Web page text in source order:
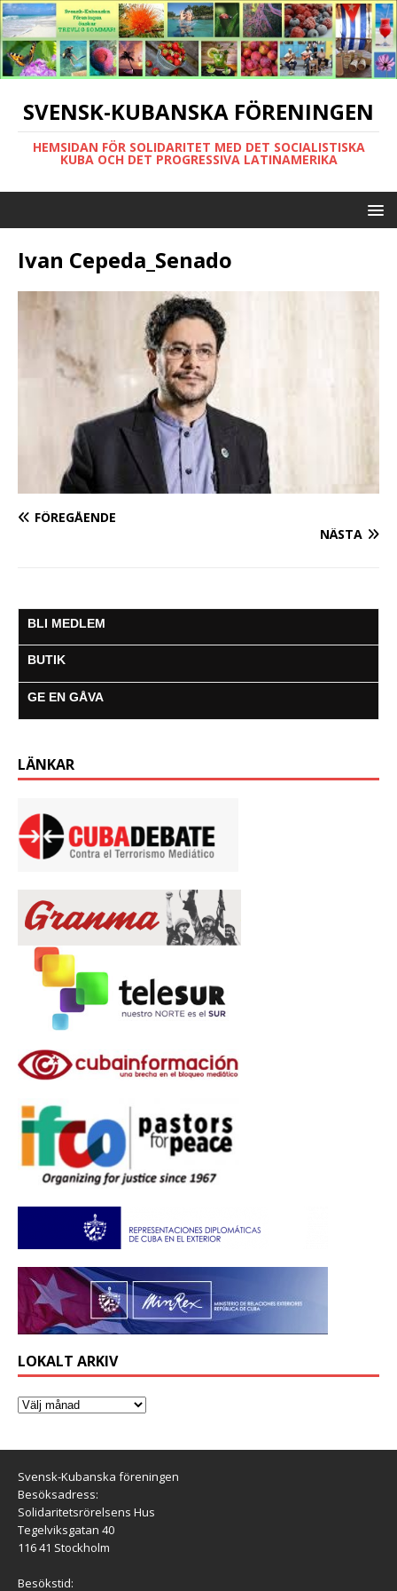
SVENSK-KUBANSKA FÖRENINGEN
HEMSIDAN FÖR SOLIDARITET MED DET SOCIALISTISKA
KUBA OCH DET PROGRESSIVA LATINAMERIKA
Ivan Cepeda_Senado
FÖREGÅENDE
NÄSTA
BLI MEDLEM
BUTIK
GE EN GÅVA
LÄNKAR
LOKALT ARKIV
Svensk-Kubanska föreningen
Besöksadress:
Solidaritetsrörelsens Hus
Tegelviksgatan 40
116 41 Stockholm
Besökstid: